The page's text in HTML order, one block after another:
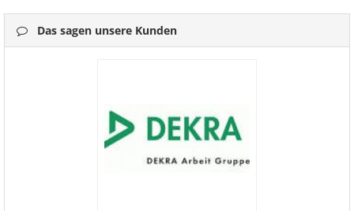
Das sagen unsere Kunden